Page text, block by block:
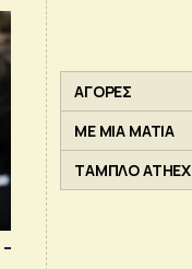
ΑΓΟΡΕΣ
ΜΕ ΜΙΑ ΜΑΤΙΑ
ΤΑΜΠΛΟ ATHEX